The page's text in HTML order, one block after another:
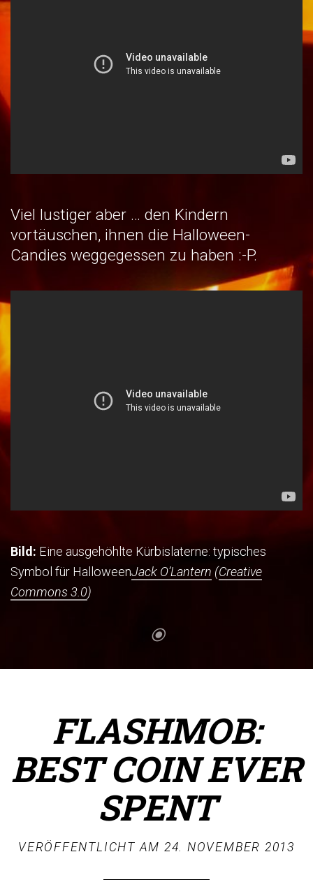
Viel lustiger aber … den Kindern
vortäuschen, ihnen die Halloween-
Candies weggegessen zu haben :-P.
Bild: Eine ausgehöhlte Kürbislaterne: typisches
Symbol für HalloweenJack O’Lantern (Creative
Commons 3.0)
FLASHMOB:
BEST COIN EVER
SPENT
VERÖFFENTLICHT AM 24. NOVEMBER 2013